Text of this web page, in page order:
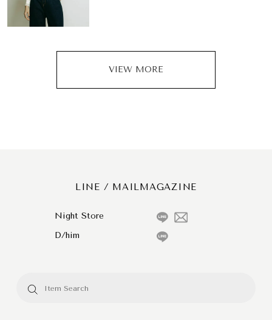
VIEW MORE
LINE / MAILMAGAZINE
Night Store
D/him